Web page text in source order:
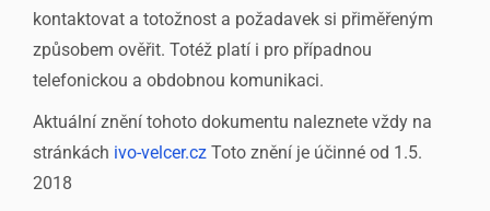
kontaktovat a totožnost a požadavek si přiměřeným
způsobem ověřit. Totéž platí i pro případnou
telefonickou a obdobnou komunikaci.
Aktuální znění tohoto dokumentu naleznete vždy na
stránkách ivo-velcer.cz Toto znění je účinné od 1.5.
2018